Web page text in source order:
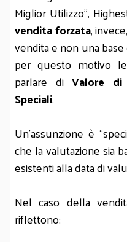
Miglior Utilizzo”,
vendita forzata,
vendita e non una
per questo motivo
parlare diValore di
Speciali.
Un’assunzione è
che la valutazione sia
esistenti alla data di
Nel caso della
riflettono: